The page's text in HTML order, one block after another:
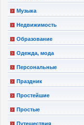
Музыка
Недвижимость
Образование
Одежда, мода
Персональные
Праздник
Простейшие
Простые
Путешествия